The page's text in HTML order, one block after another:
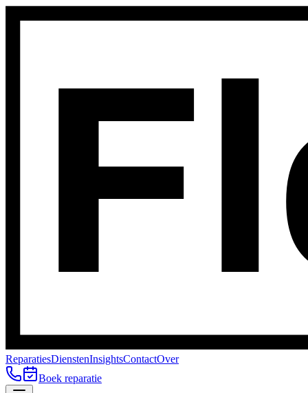
ReparatiesDienstenInsightsContactOver
Boek reparatie